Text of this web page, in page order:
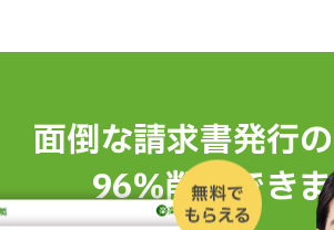
面倒な請求書発行の
96％削減でき